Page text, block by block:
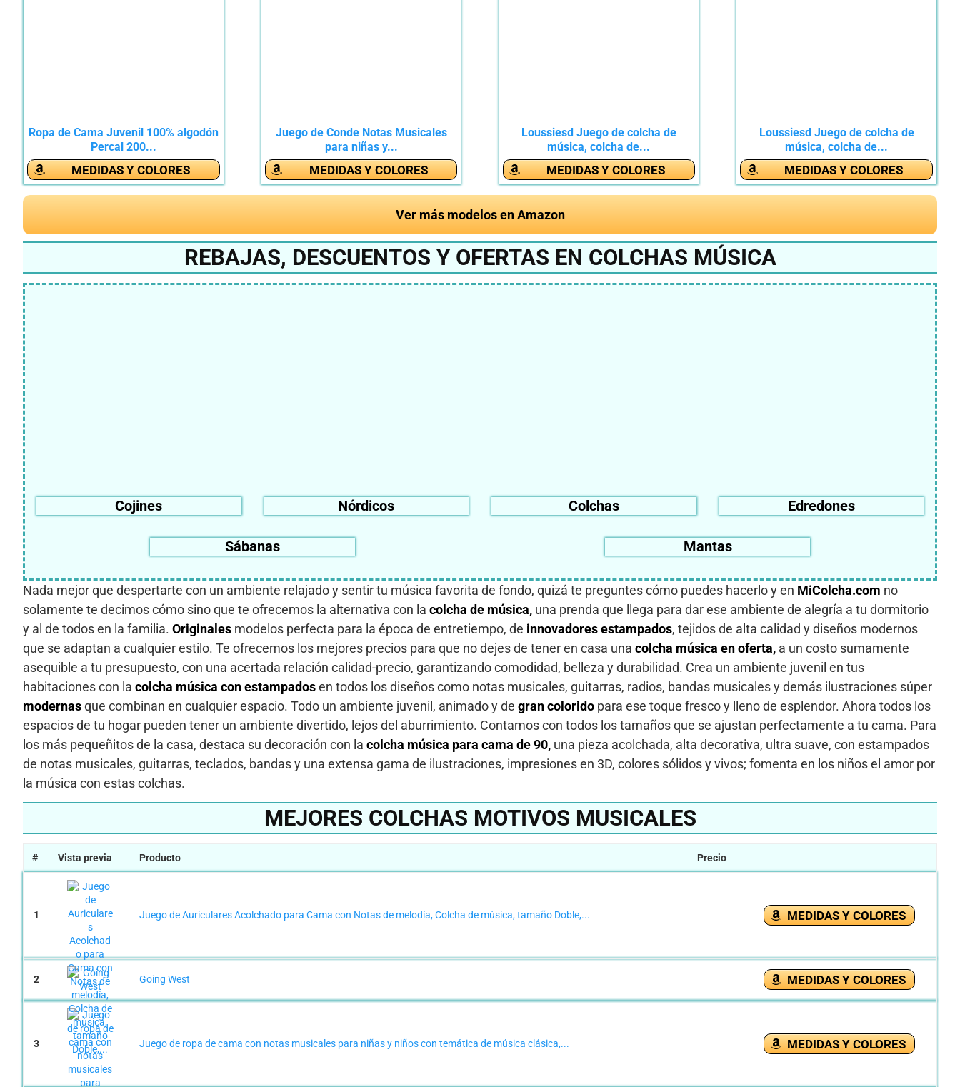
Ropa de Cama Juvenil 100% algodón
Percal 200...
MEDIDAS Y COLORES
Juego de Conde Notas Musicales
para niñas y...
MEDIDAS Y COLORES
Loussiesd Juego de colcha de
música, colcha de...
MEDIDAS Y COLORES
Loussiesd Juego de colcha de
música, colcha de...
MEDIDAS Y COLORES
Ver más modelos en Amazon
REBAJAS, DESCUENTOS Y OFERTAS EN COLCHAS MÚSICA
Cojines Nórdicos Colchas Edredones
Sábanas Mantas
Nada mejor que despertarte con un ambiente relajado y sentir tu música favorita de fondo, quizá te preguntes cómo puedes hacerlo y en MiColcha.com no
solamente te decimos cómo sino que te ofrecemos la alternativa con la colcha de música, una prenda que llega para dar ese ambiente de alegría a tu dormitorio
y al de todos en la familia. Originales modelos perfecta para la época de entretiempo, de innovadores estampados, tejidos de alta calidad y diseños modernos
que se adaptan a cualquier estilo. Te ofrecemos los mejores precios para que no dejes de tener en casa una colcha música en oferta, a un costo sumamente
asequible a tu presupuesto, con una acertada relación calidad-precio, garantizando comodidad, belleza y durabilidad. Crea un ambiente juvenil en tus
habitaciones con la colcha música con estampadosen todos los diseños como notas musicales, guitarras, radios, bandas musicales y demás ilustraciones súper
modernasque combinan en cualquier espacio. Todo un ambiente juvenil, animado y de gran colorido para ese toque fresco y lleno de esplendor. Ahora todos los
espacios de tu hogar pueden tener un ambiente divertido, lejos del aburrimiento. Contamos con todos los tamaños que se ajustan perfectamente a tu cama. Para
los más pequeñitos de la casa, destaca su decoración con la colcha música para cama de 90, una pieza acolchada, alta decorativa, ultra suave, con estampados
de notas musicales, guitarras, teclados, bandas y una extensa gama de ilustraciones, impresiones en 3D, colores sólidos y vivos; fomenta en los niños el amor por
la música con estas colchas.
MEJORES COLCHAS MOTIVOS MUSICALES
# Vista previa Producto Precio
1 Juego de Auriculares Acolchado para Cama con Notas de melodía, Colcha de música, tamaño Doble,... MEDIDAS Y COLORES
2 Going West MEDIDAS Y COLORES
3 Juego de ropa de cama con notas musicales para niñas y niños con temática de música clásica,... MEDIDAS Y COLORES